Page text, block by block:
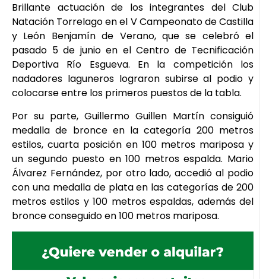
Brillante actuación de los integrantes del Club
Natación Torrelago en el V Campeonato de Castilla
y León Benjamín de Verano, que se celebró el
pasado 5 de junio en el Centro de Tecnificación
Deportiva Río Esgueva. En la competición los
nadadores laguneros lograron subirse al podio y
colocarse entre los primeros puestos de la tabla.
Por su parte, Guillermo Guillen Martín consiguió
medalla de bronce en la categoría 200 metros
estilos, cuarta posición en 100 metros mariposa y
un segundo puesto en 100 metros espalda. Mario
Álvarez Fernández, por otro lado, accedió al podio
con una medalla de plata en las categorías de 200
metros estilos y 100 metros espaldas, además del
bronce conseguido en 100 metros mariposa.